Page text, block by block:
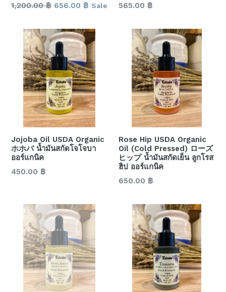
Regular
1,200.00 ฿ 656.00 ฿ Sale
Regular
565.00 ฿
Jojoba Oil USDA Organic
ホホバ น้ำมันสกัดโจโจบา
ออร์แกนิค
Regular
450.00 ฿
Rose Hip USDA Organic
Oil (Cold Pressed) ローズ
ヒップ น้ำมันสกัดเย็น ลูกโรส
ฮิป ออร์แกนิค
Regular
650.00 ฿